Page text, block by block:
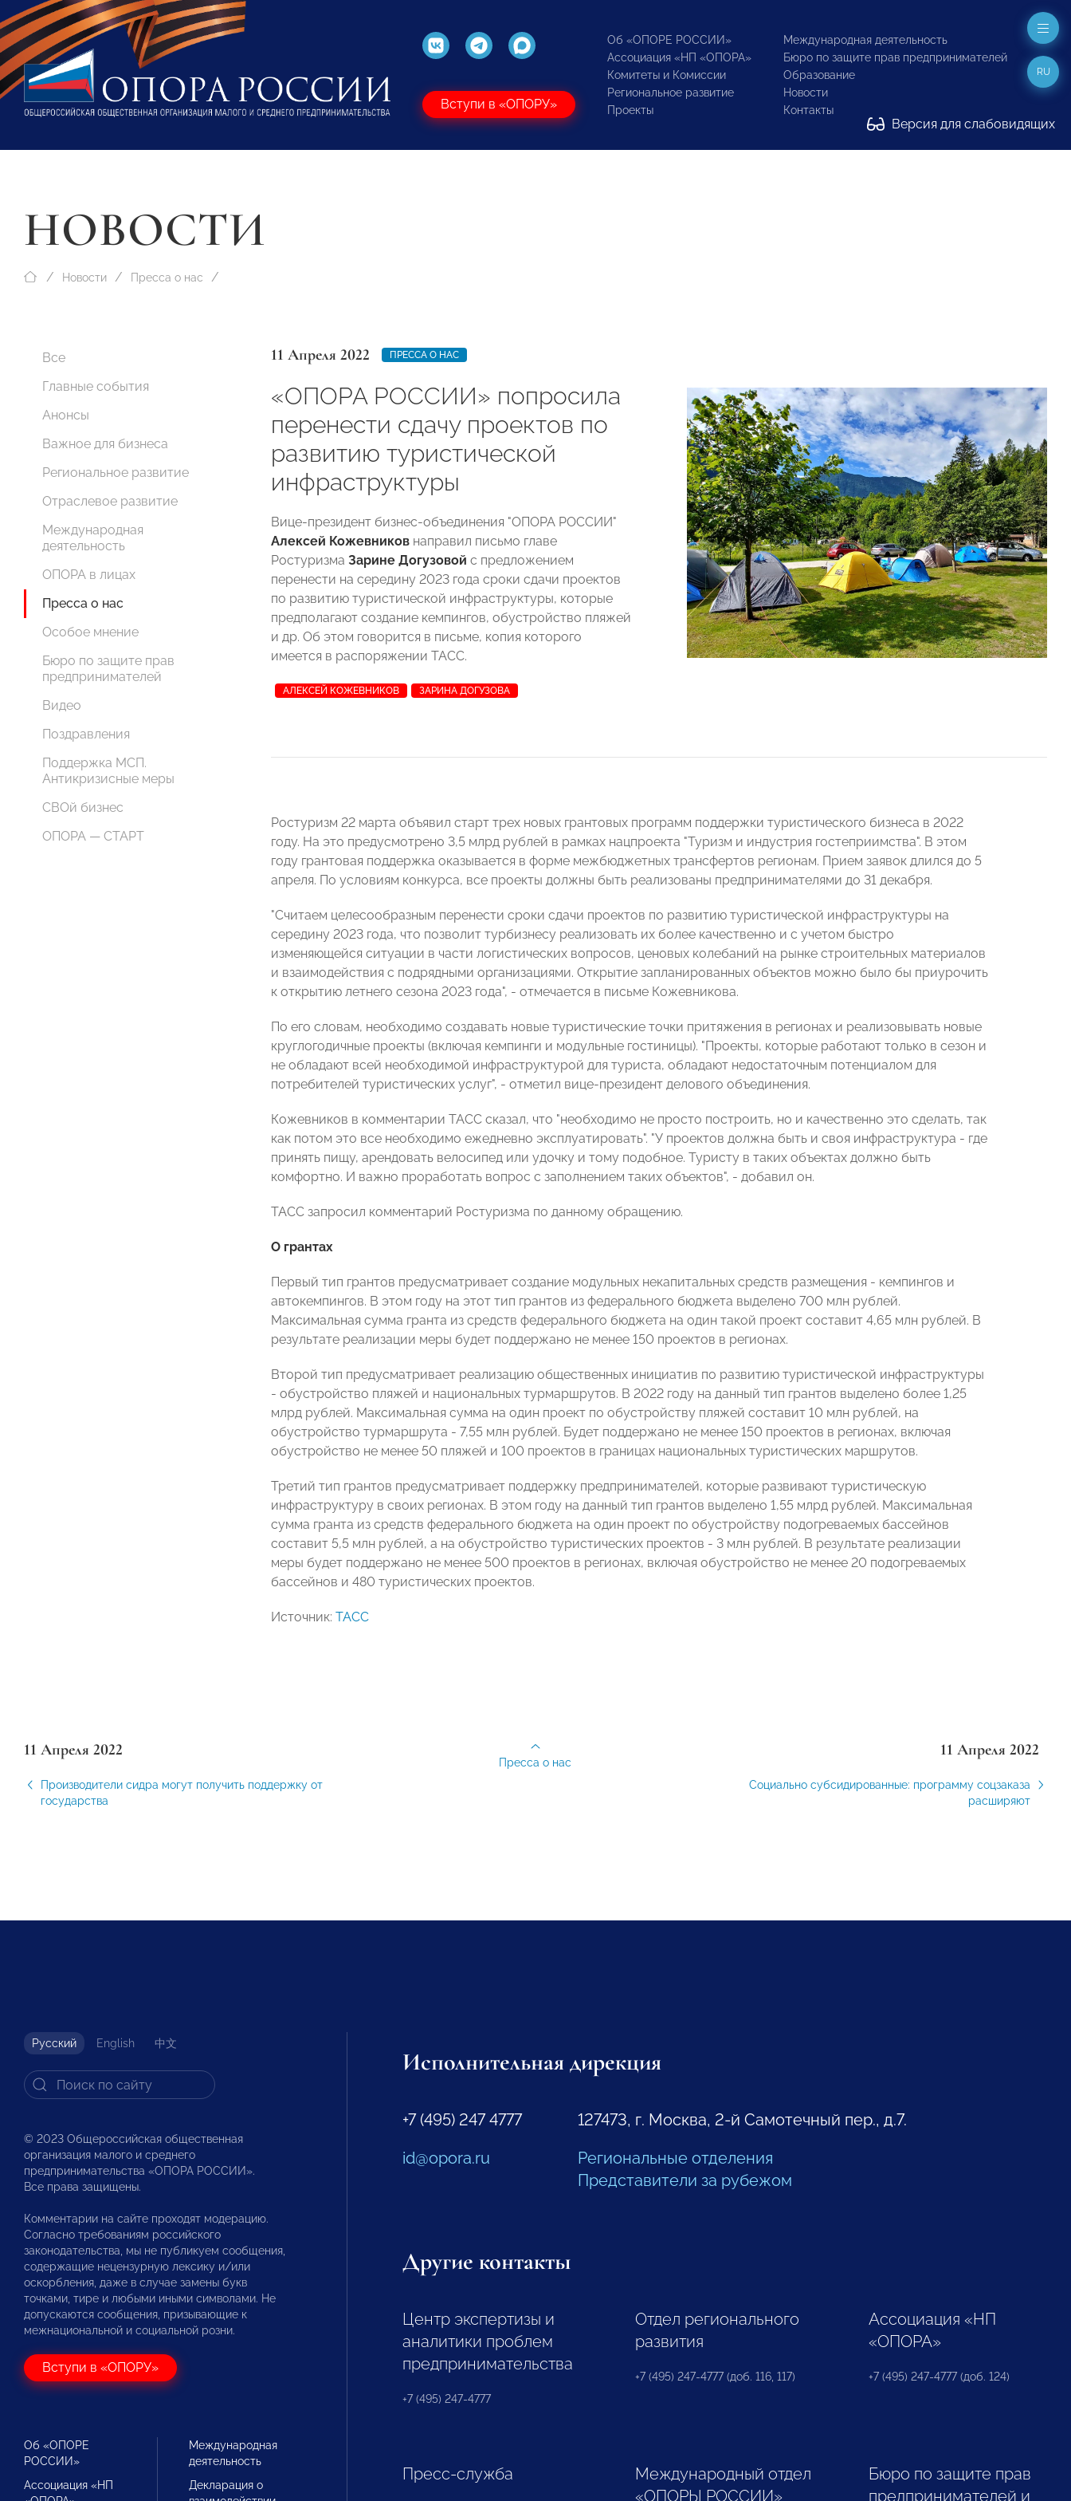
Вступи в «ОПОРУ»
Об «ОПОРЕ РОССИИ»
Ассоциация «НП «ОПОРА»
Комитеты и Комиссии
Региональное развитие
Проекты
Международная деятельность
Бюро по защите прав предпринимателей
Образование
Новости
Контакты
Версия для слабовидящих
RU
НОВОСТИ
Новости Пресса о нас
Все
Главные события
Анонсы
Важное для бизнеса
Региональное развитие
Отраслевое развитие
Международная
деятельность
ОПОРА в лицах
Пресса о нас
Особое мнение
Бюро по защите прав
предпринимателей
Видео
Поздравления
Поддержка МСП.
Антикризисные меры
СВОй бизнес
ОПОРА — СТАРТ
11 Апреля 2022 ПРЕССА О НАС
«ОПОРА РОССИИ» попросила
перенести сдачу проектов по
развитию туристической
инфраструктуры
Вице-президент бизнес-объединения "ОПОРА РОССИИ"
Алексей Кожевников направил письмо главе
Ростуризма Зарине Догузовой с предложением
перенести на середину 2023 года сроки сдачи проектов
по развитию туристической инфраструктуры, которые
предполагают создание кемпингов, обустройство пляжей
и др. Об этом говорится в письме, копия которого
имеется в распоряжении ТАСС.
АЛЕКСЕЙ КОЖЕВНИКОВ ЗАРИНА ДОГУЗОВА
Ростуризм 22 марта объявил старт трех новых грантовых программ поддержки туристического бизнеса в 2022
году. На это предусмотрено 3,5 млрд рублей в рамках нацпроекта "Туризм и индустрия гостеприимства". В этом
году грантовая поддержка оказывается в форме межбюджетных трансфертов регионам. Прием заявок длился до 5
апреля. По условиям конкурса, все проекты должны быть реализованы предпринимателями до 31 декабря.
"Считаем целесообразным перенести сроки сдачи проектов по развитию туристической инфраструктуры на
середину 2023 года, что позволит турбизнесу реализовать их более качественно и с учетом быстро
изменяющейся ситуации в части логистических вопросов, ценовых колебаний на рынке строительных материалов
и взаимодействия с подрядными организациями. Открытие запланированных объектов можно было бы приурочить
к открытию летнего сезона 2023 года", - отмечается в письме Кожевникова.
По его словам, необходимо создавать новые туристические точки притяжения в регионах и реализовывать новые
круглогодичные проекты (включая кемпинги и модульные гостиницы). "Проекты, которые работают только в сезон и
не обладают всей необходимой инфраструктурой для туриста, обладают недостаточным потенциалом для
потребителей туристических услуг", - отметил вице-президент делового объединения.
Кожевников в комментарии ТАСС сказал, что "необходимо не просто построить, но и качественно это сделать, так
как потом это все необходимо ежедневно эксплуатировать". "У проектов должна быть и своя инфраструктура - где
принять пищу, арендовать велосипед или удочку и тому подобное. Туристу в таких объектах должно быть
комфортно. И важно проработать вопрос с заполнением таких объектов", - добавил он.
ТАСС запросил комментарий Ростуризма по данному обращению.
О грантах
Первый тип грантов предусматривает создание модульных некапитальных средств размещения - кемпингов и
автокемпингов. В этом году на этот тип грантов из федерального бюджета выделено 700 млн рублей.
Максимальная сумма гранта из средств федерального бюджета на один такой проект составит 4,65 млн рублей. В
результате реализации меры будет поддержано не менее 150 проектов в регионах.
Второй тип предусматривает реализацию общественных инициатив по развитию туристической инфраструктуры
- обустройство пляжей и национальных турмаршрутов. В 2022 году на данный тип грантов выделено более 1,25
млрд рублей. Максимальная сумма на один проект по обустройству пляжей составит 10 млн рублей, на
обустройство турмаршрута - 7,55 млн рублей. Будет поддержано не менее 150 проектов в регионах, включая
обустройство не менее 50 пляжей и 100 проектов в границах национальных туристических маршрутов.
Третий тип грантов предусматривает поддержку предпринимателей, которые развивают туристическую
инфраструктуру в своих регионах. В этом году на данный тип грантов выделено 1,55 млрд рублей. Максимальная
сумма гранта из средств федерального бюджета на один проект по обустройству подогреваемых бассейнов
составит 5,5 млн рублей, а на обустройство туристических проектов - 3 млн рублей. В результате реализации
меры будет поддержано не менее 500 проектов в регионах, включая обустройство не менее 20 подогреваемых
бассейнов и 480 туристических проектов.
Источник: ТАСС
11 Апреля 2022
Производители сидра могут получить поддержку от
государства
11 Апреля 2022
Социально субсидированные: программу соцзаказа
расширяют
Пресса о нас
Русский English 中文
© 2023 Общероссийская общественная
организация малого и среднего
предпринимательства «ОПОРА РОССИИ».
Все права защищены.
Комментарии на сайте проходят модерацию.
Согласно требованиям российского
законодательства, мы не публикуем сообщения,
содержащие нецензурную лексику и/или
оскорбления, даже в случае замены букв
точками, тире и любыми иными символами. Не
допускаются сообщения, призывающие к
межнациональной и социальной розни.
Вступи в «ОПОРУ»
Об «ОПОРЕ
РОССИИ»
Ассоциация «НП
Международная
деятельность
Декларация о
Исполнительная дирекция
+7 (495) 247 4777
id@opora.ru
127473, г. Москва, 2-й Самотечный пер., д.7.
Региональные отделения
Представители за рубежом
Другие контакты
Центр экспертизы и
аналитики проблем
предпринимательства
+7 (495) 247-4777
Отдел регионального
развития
+7 (495) 247-4777 (доб. 116, 117)
Ассоциация «НП
«ОПОРА»
+7 (495) 247-4777 (доб. 124)
Пресс-служба
Международный отдел
«ОПОРЫ РОССИИ»
Бюро по защите прав
предпринимателей и